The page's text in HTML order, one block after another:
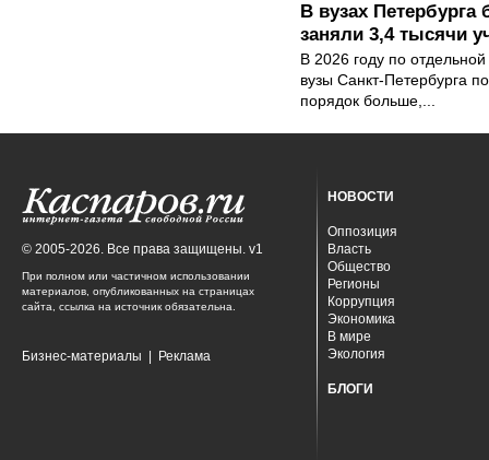
В вузах
заняли 3,4 тысячи
В 2026 году по
вузы Санкт-Петербурга
порядок больше,...
© 2005-2026. Все права защищены. v1
При полном или частичном использовании
материалов, опубликованных на страницах
сайта, ссылка на источник обязательна.
Бизнес-материалы Реклама
НОВОСТИ
Оппозиция
Власть
Общество
Регионы
Коррупция
Экономика
В мире
Экология
БЛОГИ